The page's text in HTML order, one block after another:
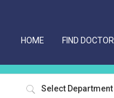
HOME FIND DOCTOR
Select Department